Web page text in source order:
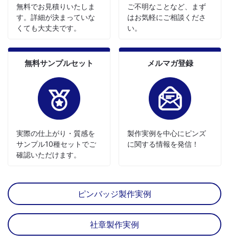
ピンバッジ製作実例
社章製作実例
無料でお見積りいたしま
す。詳細が決まっていな
くても大丈夫です。
ご不明なことなど、まず
はお気軽にご相談くださ
い。
無料サンプルセット
実際の仕上がり・質感を
サンプル10種セットでご
確認いただけます。
メルマガ登録
製作実例を中心にピンズ
に関する情報を発信！